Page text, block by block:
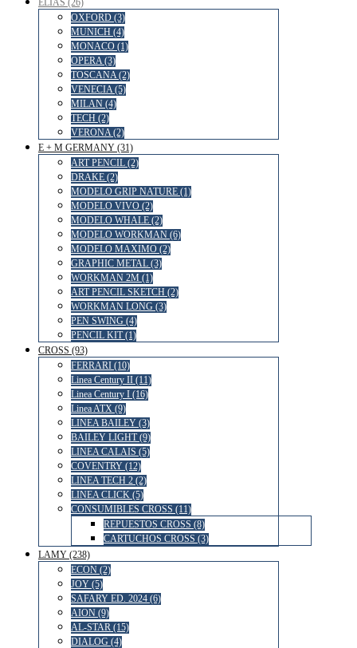
OXFORD (3)
MUNICH (4)
MONACO (1)
OPERA (3)
TOSCANA (2)
VENECIA (5)
MILAN (4)
TECH (2)
VERONA (2)
E + M GERMANY (31)
ART PENCIL (2)
DRAKE (2)
MODELO GRIP NATURE (1)
MODELO VIVO (2)
MODELO WHALE (2)
MODELO WORKMAN (6)
MODELO MAXIMO (2)
GRAPHIC METAL (3)
WORKMAN 2M (1)
ART PENCIL SKETCH (2)
WORKMAN LONG (3)
PEN SWING (4)
PENCIL KIT (1)
CROSS (93)
FERRARI (10)
Linea Century II (11)
Linea Century I (16)
Linea ATX (9)
LINEA BAILEY (3)
BAILEY LIGHT (9)
LINEA CALAIS (5)
COVENTRY (12)
LINEA TECH 2 (2)
LINEA CLICK (5)
CONSUMIBLES CROSS (11)
REPUESTOS CROSS (8)
CARTUCHOS CROSS (3)
LAMY (238)
ECON (2)
JOY (5)
SAFARY ED. 2024 (6)
AION (9)
AL-STAR (15)
DIALOG (4)